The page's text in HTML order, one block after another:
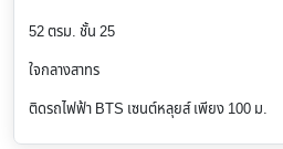
52 ตรม. ชั้น 25
ใจกลางสาทร
ติดรถไฟฟ้า BTS เซนต์หลุยส์ เพียง 100 ม.